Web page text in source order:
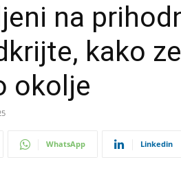
na
kako
okolje
WhatsApp Linkedin